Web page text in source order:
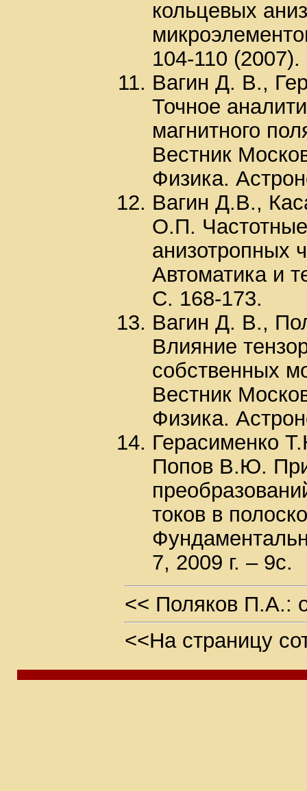
кольцевых
104-110 (2007).
Вагин Д. В.,
Точное
магнитного
Вестник
Физика.
Вагин Д.В.,
О.П. Частотные
анизотропных
Автоматика и
С. 168-173.
Вагин Д. В.,
Влияние
собственных
Вестник
Физика.
Герасименко
Попов В.Ю.
токов в
7, 2009 г. – 9с.
<< Поляков П.А.:
<<На страницу